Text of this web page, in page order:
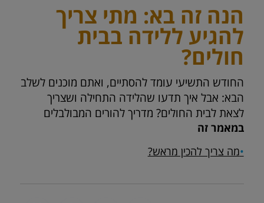
הנה זה בא: מתי צריך
להגיע ללידה בבית
חולים?
החודש התשיעי עומד להסתיים, ואתם מוכנים לשלב
הבא: אבל איך תדעו שהלידה התחילה ושצריך
לצאת לבית החולים? מדריך להורים המבולבלים
במאמר זה
•מה צריך להכין מראש?